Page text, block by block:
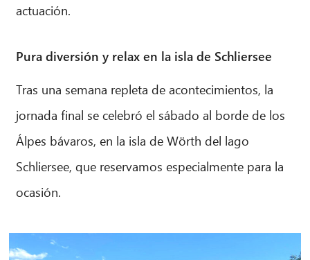
actuación.
Pura diversión y relax en la isla de Schliersee
Tras una semana repleta de acontecimientos, la
jornada final se celebró el sábado al borde de los
Álpes bávaros, en la isla de Wörth del lago
Schliersee, que reservamos especialmente para la
ocasión.